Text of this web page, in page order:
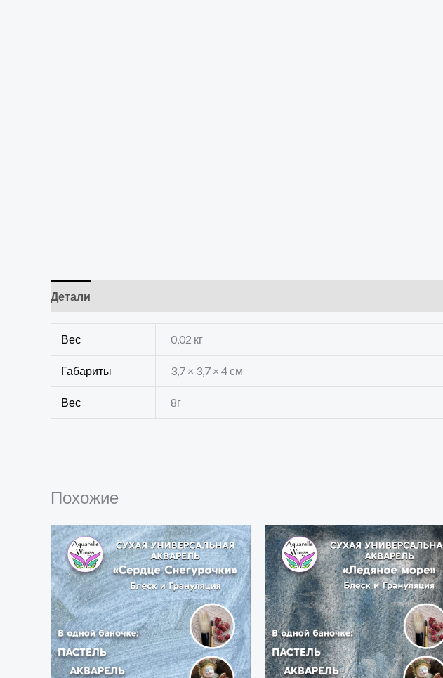
Детали
Вес 0,02 кг
Габариты 3,7 × 3,7 × 4 см
Вес 8г
Похожие